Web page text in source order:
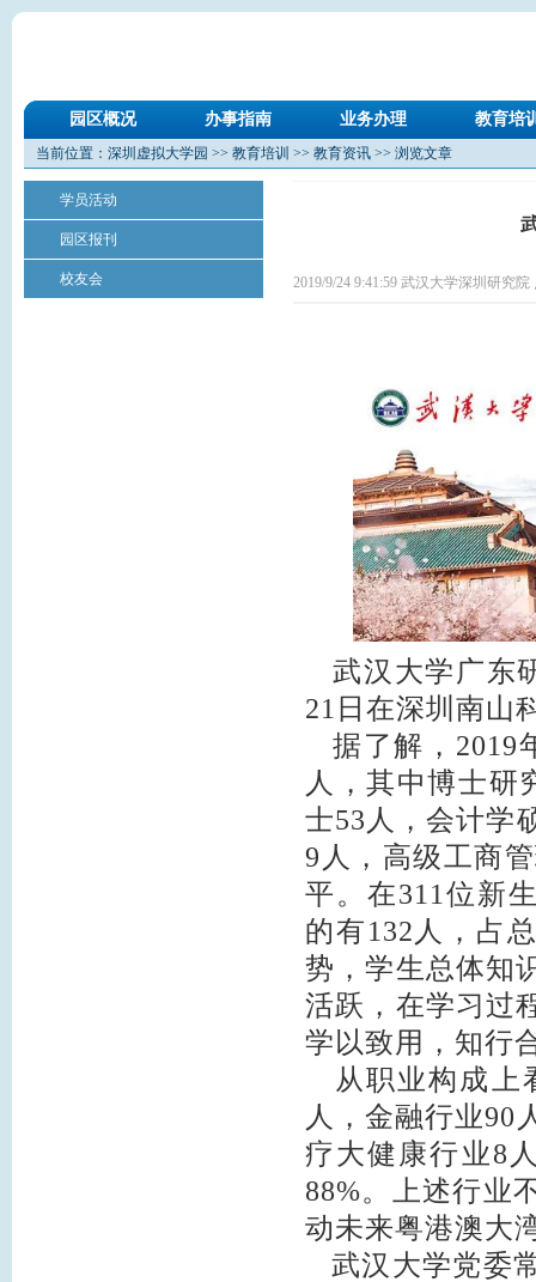
园区概况 办事指南 业务办理 教育培
当前位置： 深圳虚拟大学园 >> 教育培训 >> 教育资讯 >> 浏览文章
学员活动
园区报刊
校友会 2019/9/24 9:41:59 武汉大学深圳研究院
武汉大学广东
21日在深圳南山
据了解，2019
人，其中博士研
士53人，会计学
9人，高级工商
平。在311位新
的有132人，占
势，学生总体知
活跃，在学习过
学以致用，知行
从职业构成上
人，金融行业90
疗大健康行业8
88%。上述行业
动未来粤港澳大
武汉大学党委